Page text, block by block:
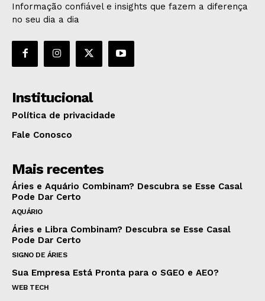
Informação confiável e insights que fazem a diferença
no seu dia a dia
Institucional
Política de privacidade
Fale Conosco
Mais recentes
Áries e Aquário Combinam? Descubra se Esse Casal
Pode Dar Certo
AQUÁRIO
Áries e Libra Combinam? Descubra se Esse Casal
Pode Dar Certo
SIGNO DE ÁRIES
Sua Empresa Está Pronta para o SGEO e AEO?
WEB TECH